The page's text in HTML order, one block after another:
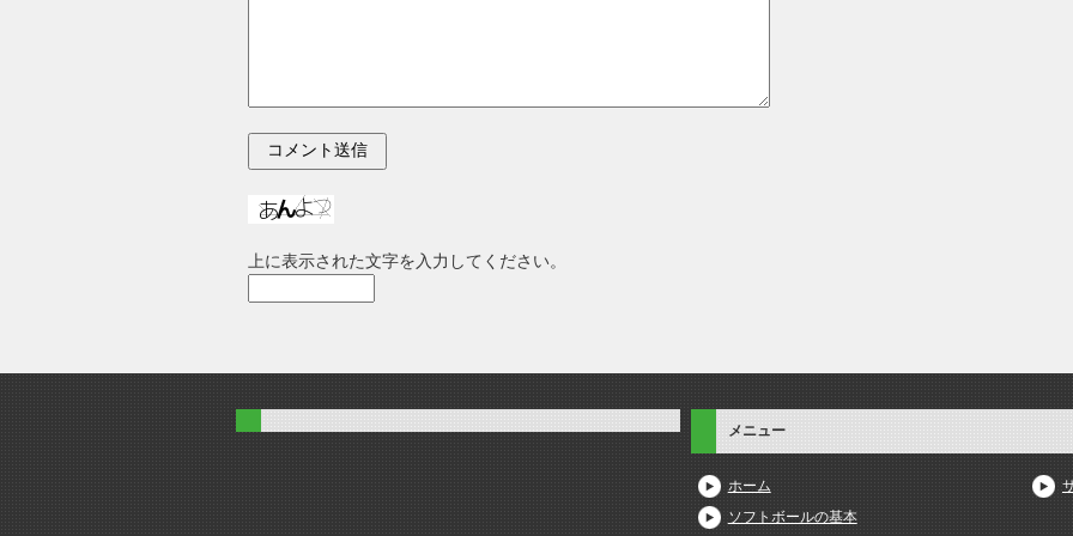
上に表示された文字を入力してください。
メニュー
ホーム
ソフトボールの基本